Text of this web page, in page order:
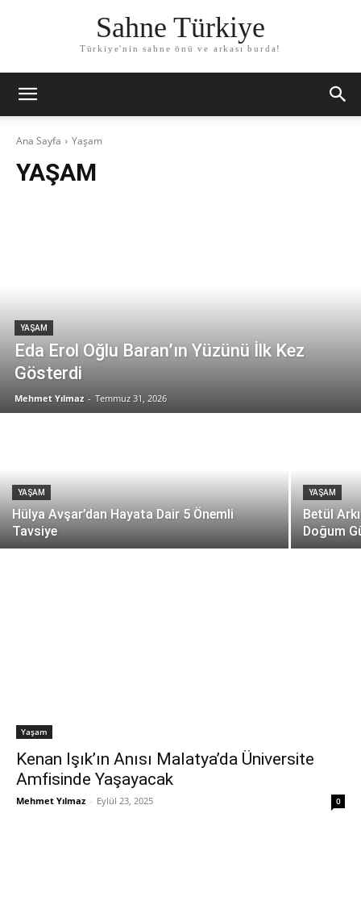
Sahne Türkiye
Türkiye'nin sahne önü ve arkası burda!
Ana Sayfa Yaşam
YAŞAM
YAŞAM
Eda Erol Oğlu Baran’ın Yüzünü İlk Kez
Gösterdi
Mehmet Yılmaz - Temmuz 31, 2026
YAŞAM
Hülya Avşar’dan Hayata Dair 5 Önemli
Tavsiye
YAŞAM
Betül
Doğum
Yaşam
Kenan Işık’ın Anısı Malatya’da Üniversite
Amfisinde Yaşayacak
Mehmet Yılmaz - Eylül 23, 2025 0